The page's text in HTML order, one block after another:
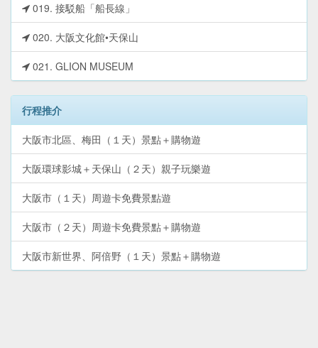
019. 接駁船「船長線」
020. 大阪文化館•天保山
021. GLION MUSEUM
行程推介
大阪市北區、梅田（１天）景點＋購物遊
大阪環球影城＋天保山（２天）親子玩樂遊
大阪市（１天）周遊卡免費景點遊
大阪市（２天）周遊卡免費景點＋購物遊
大阪市新世界、阿倍野（１天）景點＋購物遊